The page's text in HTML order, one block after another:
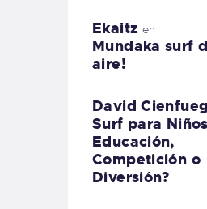
Ekaitz en
Mundaka surf
aire!
David
Surf para
Educación,
Competición o
Diversión?